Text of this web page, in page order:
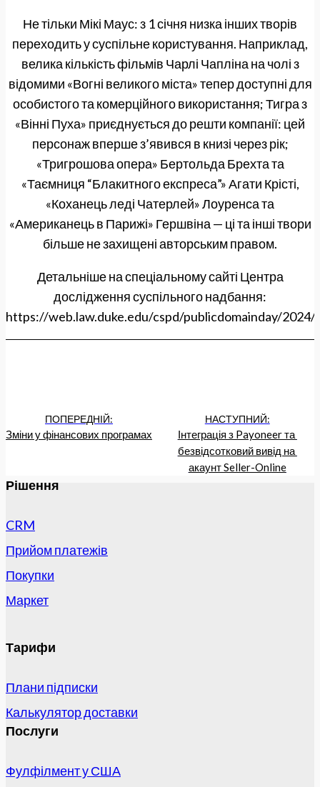
Не тільки Мікі Маус: з 1 січня низка інших творів
переходить у суспільне користування. Наприклад,
велика кількість фільмів Чарлі Чапліна на чолі з
відомими «Вогні великого міста» тепер доступні для
особистого та комерційного використання; Тигра з
«Вінні Пуха» приєднується до решти компанії: цей
персонаж вперше з’явився в книзі через рік;
«Тригрошова опера» Бертольда Брехта та
«Таємниця “Блакитного експреса”» Агати Крісті,
«Коханець леді Чатерлей» Лоуренса та
«Американець в Парижі» Гершвіна — ці та інші твори
більше не захищені авторським правом.
Детальніше на спеціальному сайті Центра
дослідження суспільного надбання:
https://web.law.duke.edu/cspd/publicdomainday/2024/
ПОПЕРЕДНІЙ:
Зміни у фінансових програмах
НАСТУПНИЙ:
Інтеграція з Payoneer та
безвідсотковий вивід на
акаунт Seller-Online
Рішення
CRM
Прийом платежів
Покупки
Маркет
Тарифи
Плани підписки
Калькулятор доставки
Послуги
Фулфілмент у США